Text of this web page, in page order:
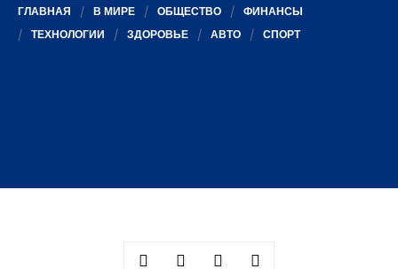
ГЛАВНАЯ В МИРЕ ОБЩЕСТВО
ФИНАНСЫ
ТЕХНОЛОГИИ
ЗДОРОВЬЕ АВТО СПОРТ